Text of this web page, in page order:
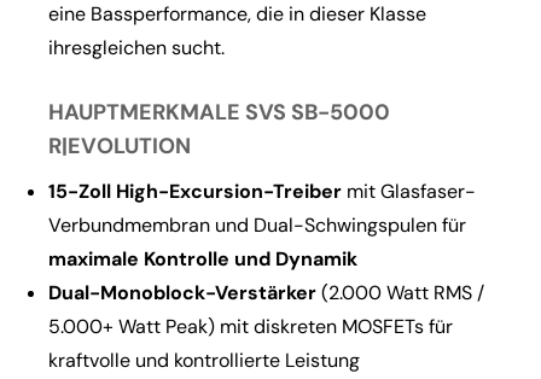
eine Bassperformance, die in dieser Klasse
ihresgleichen sucht.
HAUPTMERKMALE SVS SB-5000
R|EVOLUTION
15-Zoll High-Excursion-Treiber mit Glasfaser-
Verbundmembran und Dual-Schwingspulen für
maximale Kontrolle und Dynamik
Dual-Monoblock-Verstärker(2.000 Watt RMS /
5.000+ Watt Peak) mit diskreten MOSFETs für
kraftvolle und kontrollierte Leistung